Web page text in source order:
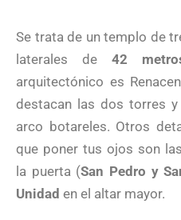
Se trata de un templo de
laterales de 42
arquitectónico es
destacan las dos torres
arco botareles. Otros
que poner tus ojos son
la puerta (San Pedro y
Unidad en el altar mayor.